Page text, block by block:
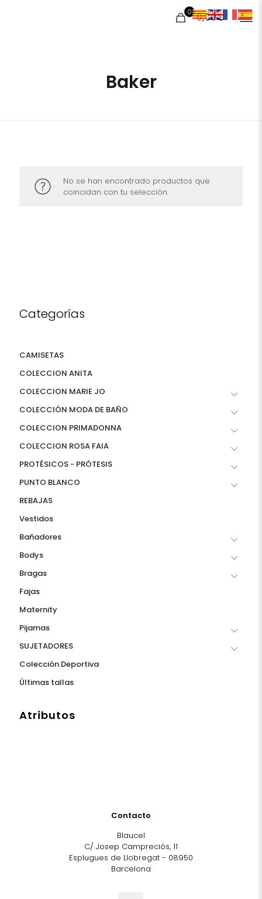
0 0,00€
Baker
No se han encontrado productos que
coincidan con tu selección.
Categorías
CAMISETAS
COLECCION ANITA
COLECCION MARIE JO
COLECCIÓN MODA DE BAÑO
COLECCION PRIMADONNA
COLECCION ROSA FAIA
PROTÉSICOS - PRÓTESIS
PUNTO BLANCO
REBAJAS
Vestidos
Bañadores
Bodys
Bragas
Fajas
Maternity
Pijamas
SUJETADORES
Colección Deportiva
Últimas tallas
Atributos
Contacto
Blaucel
C/ Josep Campreciós, 11
Esplugues de Llobregat - 08950
Barcelona